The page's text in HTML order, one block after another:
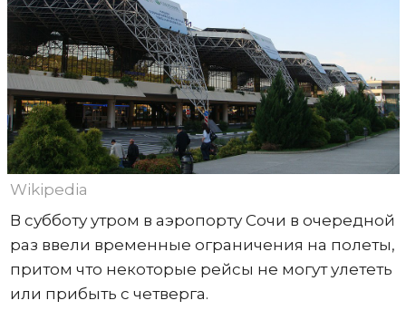
Wikipedia
В субботу утром в аэропорту Сочи в очередной
раз ввели временные ограничения на полеты,
притом что некоторые рейсы не могут улететь
или прибыть с четверга.